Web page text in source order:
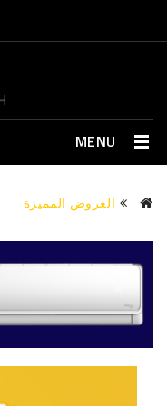
MENU
العروض المميزة